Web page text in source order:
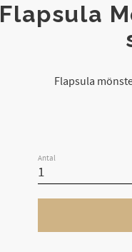
Flapsula
Flapsula
Antal